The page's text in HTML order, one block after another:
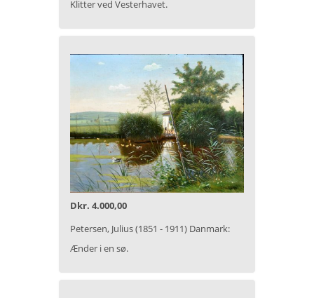
Klitter ved Vesterhavet.
Dkr. 4.000,00
Petersen, Julius (1851 - 1911) Danmark:
Ænder i en sø.